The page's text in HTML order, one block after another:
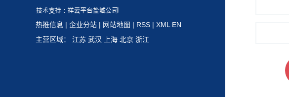
热推信息 | 企业分站 | 网站地图 | RSS | XML EN
主营区域： 江苏 武汉 上海 北京 浙江